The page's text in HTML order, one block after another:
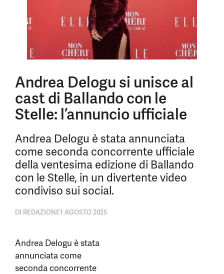
Andrea Delogu si unisce al
cast di Ballando con le
Stelle: l’annuncio ufficiale
Andrea Delogu è stata annunciata
come seconda concorrente ufficiale
della ventesima edizione di Ballando
con le Stelle, in un divertente video
condiviso sui social.
DI REDAZIONE1 AGOSTO 2025
Andrea Delogu è stata
annunciata come
seconda concorrente